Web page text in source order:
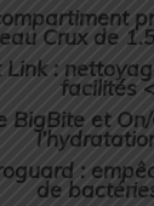
Crux de
Link :
facilités
BigBite et
:
de